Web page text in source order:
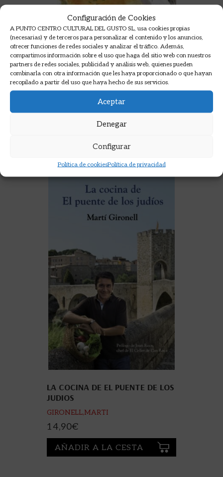
Configuración de Cookies
A PUNTO CENTRO CULTURAL DEL GUSTO SL, usa cookies propias
(necesarias) y de terceros para personalizar el contenido y los anuncios,
ofrecer funciones de redes sociales y analizar el tráfico. Además,
compartimos información sobre el uso que haga del sitio web con nuestros
partners de redes sociales, publicidad y análisis web, quienes pueden
combinarla con otra información que les haya proporcionado o que hayan
recopilado a partir del uso que haya hecho de sus servicios.
Aceptar
Denegar
Configurar
Política de cookiesPolítica de privacidad
COCINA KOSHER
AÑADIR A LA CESTA
LA COCINA DE EL PUENTE DE LOS
JUDIOS
GIRONELL,MARTI
14,90€
AÑADIR A LA CESTA